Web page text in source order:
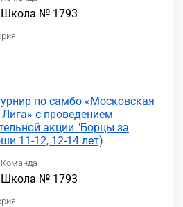
Школа № 1793
по самбо «Московская
с проведением
акции "Борцы за
11-12, 12-14 лет)
Команда
Школа № 1793